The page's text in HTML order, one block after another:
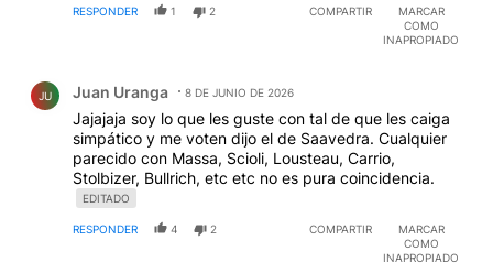
RESPONDER 1 2 COMPARTIR
MARCAR
COMO
INAPROPIADO
JU Juan Uranga 8 DE JUNIO DE 2026
Jajajaja soy lo que les guste con tal de que les caiga
simpático y me voten dijo el de Saavedra. Cualquier
parecido con Massa, Scioli, Lousteau, Carrio,
Stolbizer, Bullrich, etc etc no es pura coincidencia.
EDITADO
RESPONDER 4 2 COMPARTIR
MARCAR
COMO
INAPROPIADO